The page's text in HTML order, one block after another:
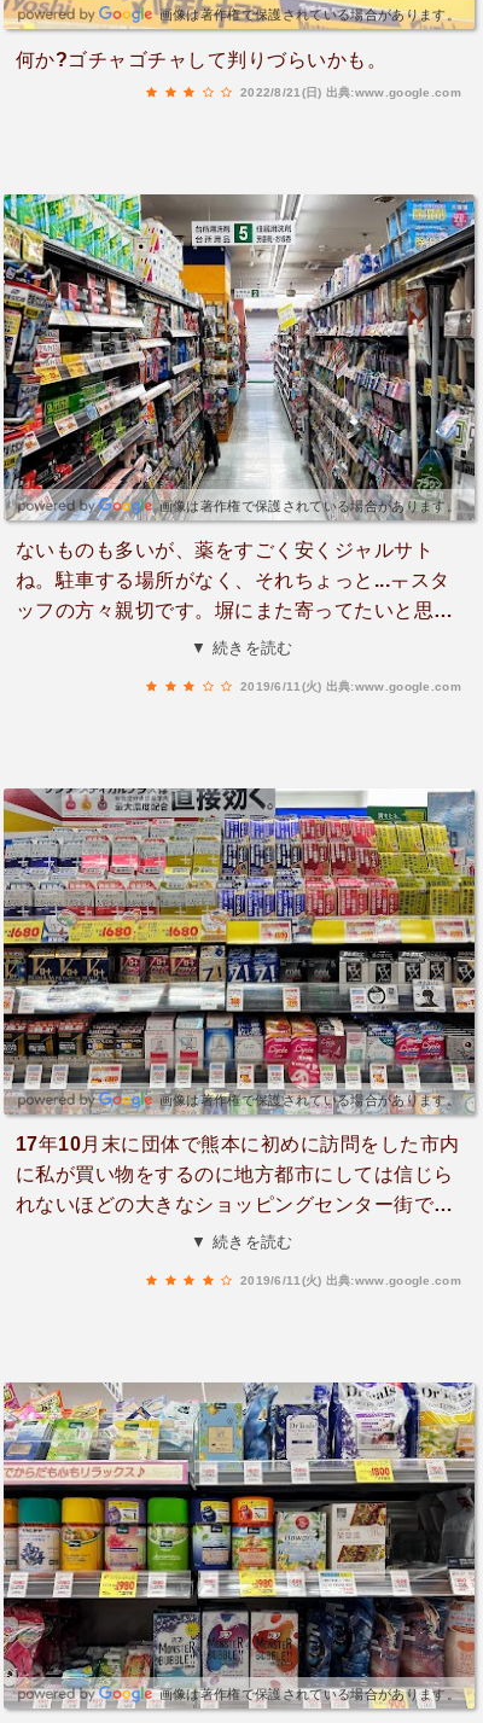
画像は著作権で保護されている場合があります。
何か?ゴチャゴチャして判りづらいかも。
2022/8/21(日) 出典:www.google.com
画像は著作権で保護されている場合があります。
ないものも多いが、薬をすごく安くジャルサト
ね。駐車する場所がなく、それちょっと...ㅜスタ
ッフの方々親切です。塀にまた寄ってたいと思い
ます（原文）없는 물건도 많지만, 약을 엄청 싸게
▼ 続きを読む
2019/6/11(火) 出典:www.google.com
画像は著作権で保護されている場合があります。
17年10月末に団体で熊本に初めに訪問をした市内
に私が買い物をするのに地方都市にしては信じら
れないほどの大きなショッピングセンター街であ
った特にビタミンBを購入して服用中なのにお勧
とマッサージなどのいくつかの施設があり、さま
ざまな経験をすることができた（原文）17년 10월
말에 단체로 구마모토에 첨으로 방문을 했다시내에
나가 쇼핑을 하는데 지방도시치곤 엄청나게 큰 쇼
핑센타 거리였다특히 비타민B를 구매하여 복용중
인데 추천해 준 말씀대로 효과를 톡톡히 보고 있다
구마모토 시내 쇼핑센터는 상점이 많고 규모가 매
우크며 인근에 호텔과 백화점등이 있어서 매우 편
리하다물론 먹거리와 안마 등 여러 시설이 있어서
색다른 경험을 할 수 있었다
▼ 続きを読む
2019/6/11(火) 出典:www.google.com
画像は著作権で保護されている場合があります。